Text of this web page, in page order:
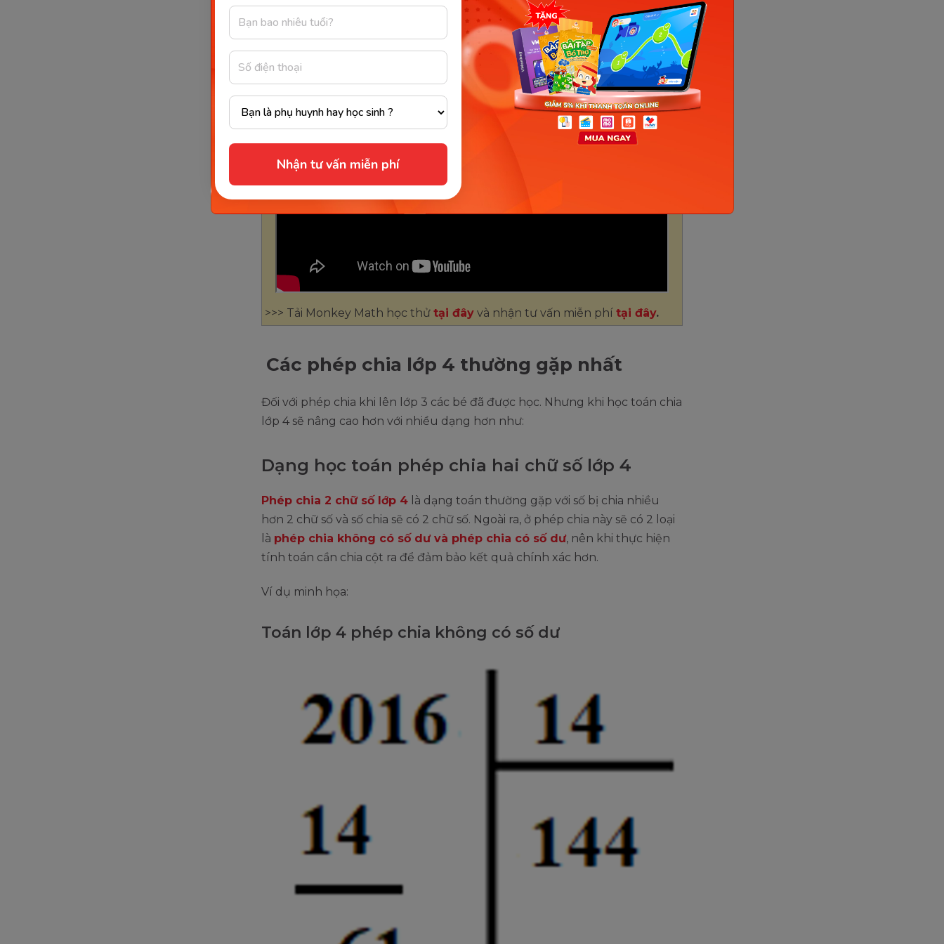
Nhận tư vấn miễn phí
học Toán hiện đại, áp dụng phương pháp dạy học tích cực, học thông
qua trò chơi, học với sách bài tập bổ trợ giúp trẻ tiếp thu kiến thức hiệu
>>> Tải Monkey Math học thử tại đây và nhận tư vấn miễn phí tại đây.
Các phép chia lớp 4 thường gặp nhất
Đối với phép chia khi lên lớp 3 các bé đã được học. Nhưng khi học toán chia
lớp 4 sẽ nâng cao hơn với nhiều dạng hơn như:
Dạng học toán phép chia hai chữ số lớp 4
Phép chia 2 chữ số lớp 4 là dạng toán thường gặp với số bị chia nhiều
hơn 2 chữ số và số chia sẽ có 2 chữ số. Ngoài ra, ở phép chia này sẽ có 2 loại
là phép chia không có số dư và phép chia có số dư, nên khi thực hiện
tính toán cần chia cột ra để đảm bảo kết quả chính xác hơn.
Ví dụ minh họa:
Toán lớp 4 phép chia không có số dư